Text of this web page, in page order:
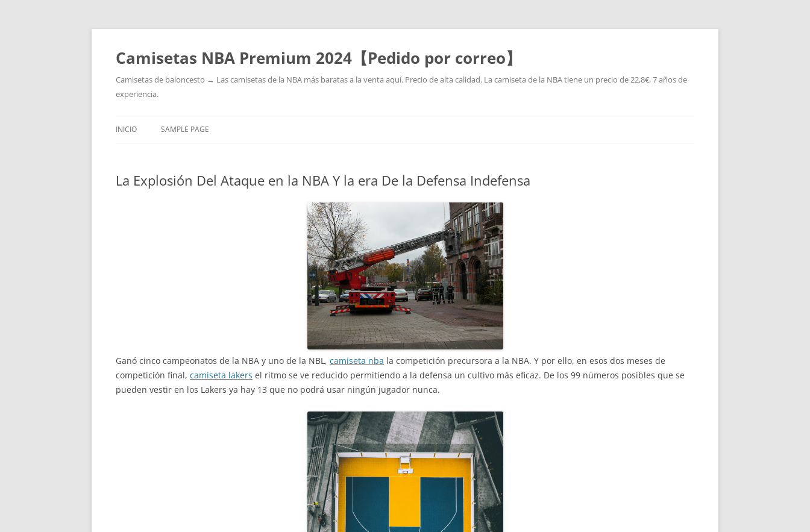
Camisetas NBA Premium 2024【Pedido por correo】
Camisetas de baloncesto → Las camisetas de la NBA más baratas a la venta aquí. Precio de alta calidad. La camiseta de la NBA tiene un precio de 22,8€, 7 años de
experiencia.
INICIO SAMPLE PAGE
La Explosión Del Ataque en la NBA Y la era De la Defensa Indefensa
Ganó cinco campeonatos de la NBA y uno de la NBL, camiseta nba la competición precursora a la NBA. Y por ello, en esos dos meses de
competición final, camiseta lakers el ritmo se ve reducido permitiendo a la defensa un cultivo más eficaz. De los 99 números posibles que se
pueden vestir en los Lakers ya hay 13 que no podrá usar ningún jugador nunca.